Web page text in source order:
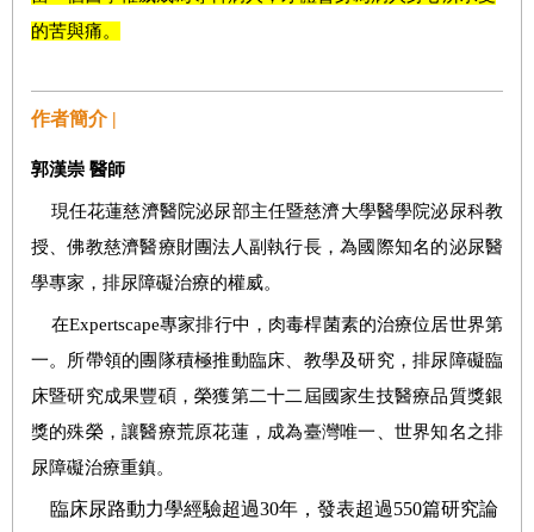
的苦與痛。
作者簡介 |
郭漢崇 醫師
現任花蓮慈濟醫院泌尿部主任暨慈濟大學醫學院泌尿科教
授、佛教慈濟醫療財團法人副執行長，為國際知名的泌尿醫
學專家，排尿障礙治療的權威。
在Expertscape專家排行中，肉毒桿菌素的治療位居世界第
一。所帶領的團隊積極推動臨床、教學及研究，排尿障礙臨
床暨研究成果豐碩，榮獲第二十二屆國家生技醫療品質獎銀
獎的殊榮，讓醫療荒原花蓮，成為臺灣唯一、世界知名之排
尿障礙治療重鎮。
臨床尿路動力學經驗超過30年，發表超過550篇研究論